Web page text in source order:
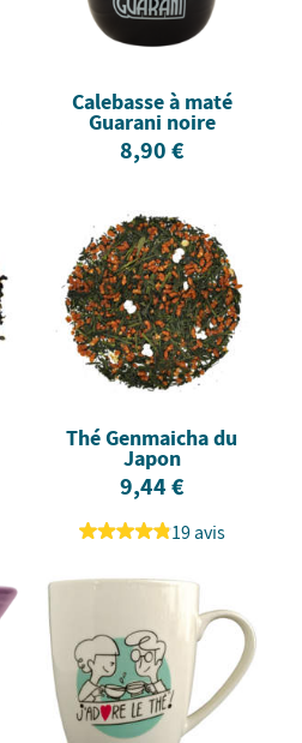
Calebasse à maté
Guarani noire
8,90 €
Thé Genmaicha du
Japon
9,44 €
19 avis